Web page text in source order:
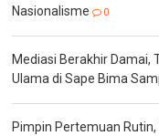
Nasionalisme
0
Mediasi Berakhir Damai,
Ulama di Sape Bima
Pimpin Pertemuan Rutin,